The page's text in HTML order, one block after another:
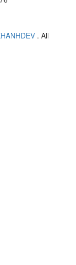
. All